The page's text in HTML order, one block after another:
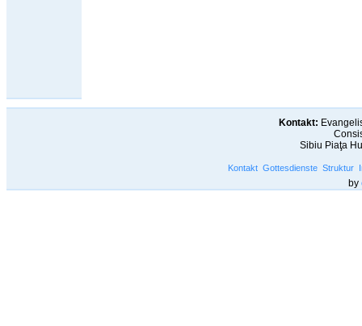
Kontakt:
Sibiu Piaţa
Kontakt Gottesdienste Struktur
by